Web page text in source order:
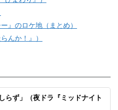
』のロケ地（まとめ）
んか！』）
らず」（夜ドラ『ミッドナイト